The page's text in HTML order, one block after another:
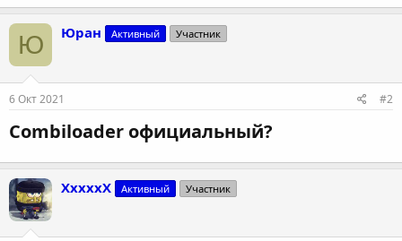
Ю Юран Активный Участник
6 Окт 2021 #2
Combiloader официальный?​
XxxxxX Активный Участник